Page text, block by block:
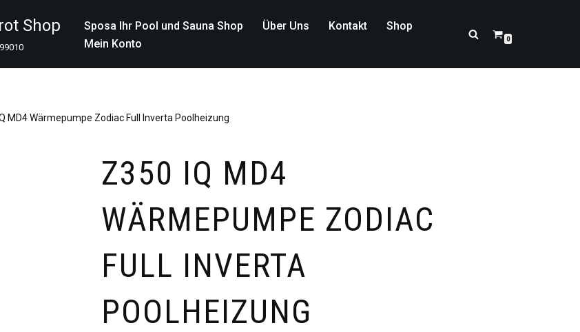
Shop Sposa Ihr Pool und Sauna Shop Über Uns Kontakt
Shop
Mein Konto
0
MD4 Wärmepumpe Zodiac Full Inverta Poolheizung
Z350 IQ MD4
WÄRMEPUMPE ZODIAC
FULL INVERTA
POOLHEIZUNG